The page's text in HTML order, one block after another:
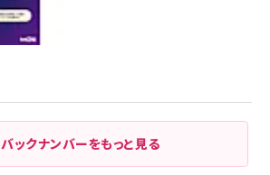
バックナンバーをもっと見る